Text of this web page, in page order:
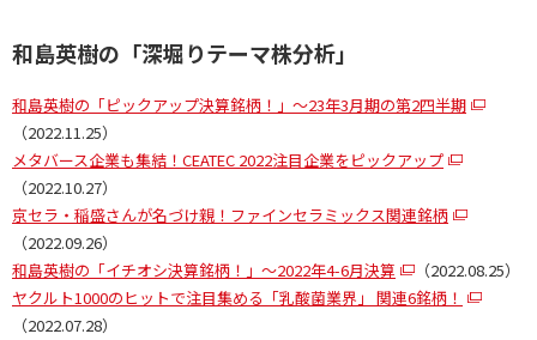
和島英樹の「深堀りテーマ株分析」
和島英樹の「ピックアップ決算銘柄！」～23年3月期の第2四半期
（2022.11.25）
メタバース企業も集結！CEATEC 2022注目企業をピックアップ
（2022.10.27）
京セラ・稲盛さんが名づけ親！ファインセラミックス関連銘柄
（2022.09.26）
和島英樹の「イチオシ決算銘柄！」～2022年4-6月決算
（2022.08.25）
ヤクルト1000のヒットで注目集める「乳酸菌業界」 関連6銘柄！
（2022.07.28）